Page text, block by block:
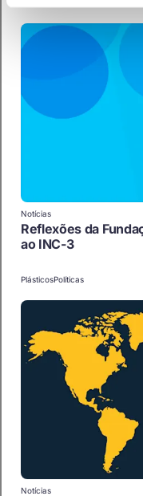
Notícias
Reflexões da
ao INC-3
PlásticosPolíticas
Notícias